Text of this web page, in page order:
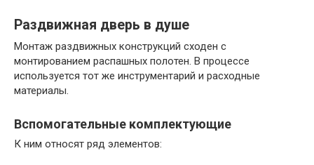
Раздвижная дверь в душе
Монтаж раздвижных конструкций сходен с
монтированием распашных полотен. В процессе
используется тот же инструментарий и расходные
материалы.
Вспомогательные комплектующие
К ним относят ряд элементов: